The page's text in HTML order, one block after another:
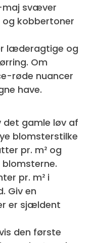
maj svæver
kobbertoner
læderagtige og
Om
røde nuancer
have.
det gamle løv af
blomsterstilke
pr. m² og
pr. m² i
Giv en
er sjældent
den første